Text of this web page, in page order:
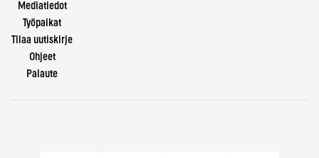
Mediatiedot
Työpaikat
Tilaa uutiskirje
Ohjeet
Palaute